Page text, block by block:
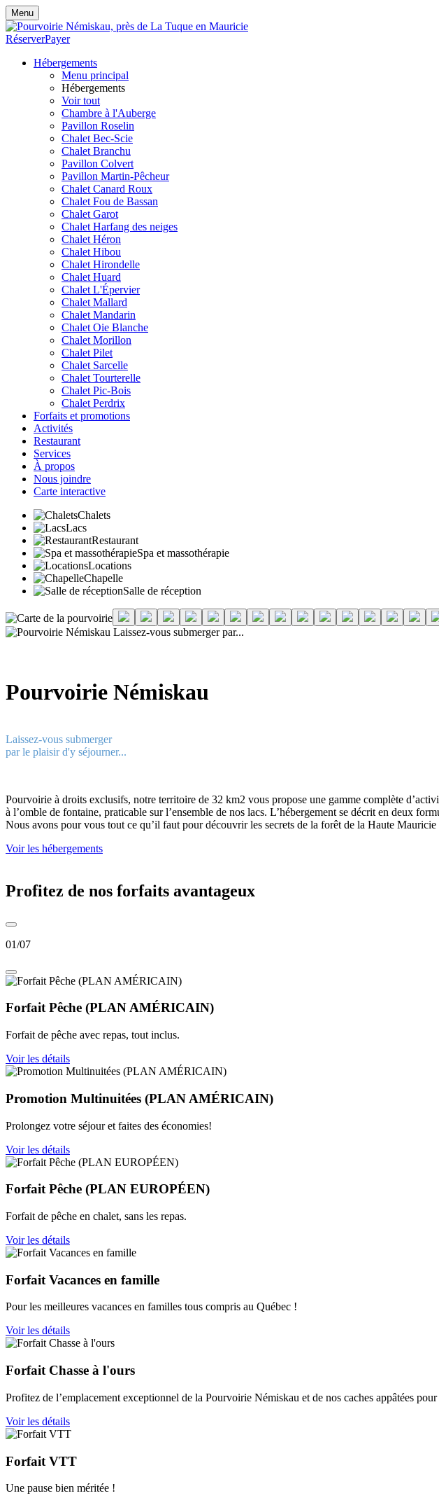
Menu
RéserverPayer
Hébergements
Menu principal
Hébergements
Voir tout
Chambre à l'Auberge
Pavillon Roselin
Chalet Bec-Scie
Chalet Branchu
Pavillon Colvert
Pavillon Martin-Pêcheur
Chalet Canard Roux
Chalet Fou de Bassan
Chalet Garot
Chalet Harfang des neiges
Chalet Héron
Chalet Hibou
Chalet Hirondelle
Chalet Huard
Chalet L'Épervier
Chalet Mallard
Chalet Mandarin
Chalet Oie Blanche
Chalet Morillon
Chalet Pilet
Chalet Sarcelle
Chalet Tourterelle
Chalet Pic-Bois
Chalet Perdrix
Forfaits et promotions
Activités
Restaurant
Services
À propos
Nous joindre
Carte interactive
Chalets
Lacs
Restaurant
Spa et massothérapie
Locations
Chapelle
Salle de réception
Pourvoirie Némiskau
Laissez-vous submerger
par le plaisir d'y séjourner...
Pourvoirie à droits exclusifs, notre territoire de 32 km2 vous propose une gamme complète
à l’omble de fontaine, praticable sur l’ensemble de nos lacs. L’hébergement se décrit en deux
Nous avons pour vous tout ce qu’il faut pour découvrir les secrets de la forêt de la Haute
Voir les hébergements
Profitez de nos forfaits avantageux
01/07
Forfait Pêche (PLAN AMÉRICAIN)
Forfait de pêche avec repas, tout inclus.
Voir les détails
Promotion Multinuitées (PLAN AMÉRICAIN)
Prolongez votre séjour et faites des économies!
Voir les détails
Forfait Pêche (PLAN EUROPÉEN)
Forfait de pêche en chalet, sans les repas.
Voir les détails
Forfait Vacances en famille
Pour les meilleures vacances en familles tous compris au Québec !
Voir les détails
Forfait Chasse à l'ours
Profitez de l’emplacement exceptionnel de la Pourvoirie Némiskau et de nos caches appâtées
Voir les détails
Forfait VTT
Une pause bien méritée !